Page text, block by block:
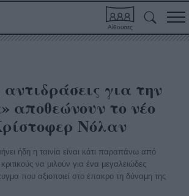
Αίθουσες
για την
αποθεώνουν το νέο
Νόλαν
ήδη η ταινία είναι κάτι παραπάνω από
να μιλούν για ένα μεγαλειώδες
που αξιοποιεί στο έπακρο τη δύναμη της